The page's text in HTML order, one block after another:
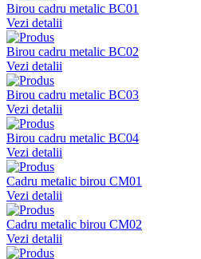
Birou cadru metalic BC01
Vezi detalii
Birou cadru metalic BC02
Vezi detalii
Birou cadru metalic BC03
Vezi detalii
Birou cadru metalic BC04
Vezi detalii
Cadru metalic birou CM01
Vezi detalii
Cadru metalic birou CM02
Vezi detalii